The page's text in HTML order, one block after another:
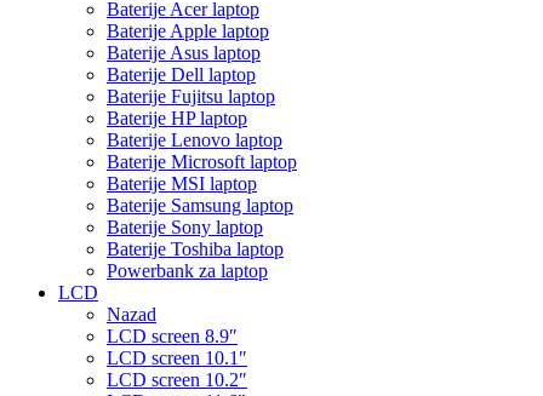
Baterije Acer laptop
Baterije Apple laptop
Baterije Asus laptop
Baterije Dell laptop
Baterije Fujitsu laptop
Baterije HP laptop
Baterije Lenovo laptop
Baterije Microsoft laptop
Baterije MSI laptop
Baterije Samsung laptop
Baterije Sony laptop
Baterije Toshiba laptop
Powerbank za laptop
LCD
Nazad
LCD screen 8.9″
LCD screen 10.1″
LCD screen 10.2″